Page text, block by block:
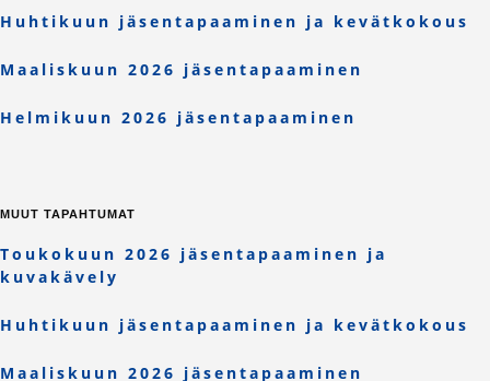
Huhtikuun jäsentapaaminen ja kevätkokous
Maaliskuun 2026 jäsentapaaminen
Helmikuun 2026 jäsentapaaminen
MUUT TAPAHTUMAT
Toukokuun 2026 jäsentapaaminen ja
kuvakävely
Huhtikuun jäsentapaaminen ja kevätkokous
Maaliskuun 2026 jäsentapaaminen